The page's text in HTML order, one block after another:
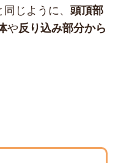
じように、 頭頂部
や反り込み部分から